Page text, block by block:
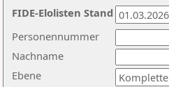
Nachname
Ebene
Personennummer
FIDE-Elolisten Stand